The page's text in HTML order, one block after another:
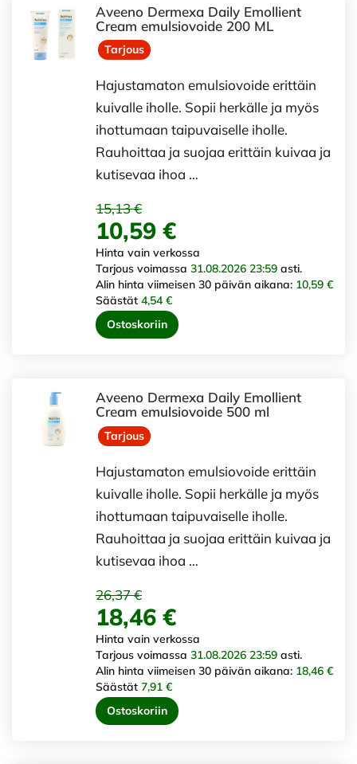
Aveeno Dermexa Daily Emollient
Cream emulsiovoide 200 ML
Tarjous
Hajustamaton emulsiovoide erittäin
kuivalle iholle. Sopii herkälle ja myös
ihottumaan taipuvaiselle iholle.
Rauhoittaa ja suojaa erittäin kuivaa ja
kutisevaa ihoa …
15,13 €
10,59 €
Hinta vain verkossa
Tarjous voimassa 31.08.2026 23:59 asti.
Alin hinta viimeisen 30 päivän aikana: 10,59 €
Säästät 4,54 €
Ostoskoriin
Aveeno Dermexa Daily Emollient
Cream emulsiovoide 500 ml
Tarjous
Hajustamaton emulsiovoide erittäin
kuivalle iholle. Sopii herkälle ja myös
ihottumaan taipuvaiselle iholle.
Rauhoittaa ja suojaa erittäin kuivaa ja
kutisevaa ihoa …
26,37 €
18,46 €
Hinta vain verkossa
Tarjous voimassa 31.08.2026 23:59 asti.
Alin hinta viimeisen 30 päivän aikana: 18,46 €
Säästät 7,91 €
Ostoskoriin